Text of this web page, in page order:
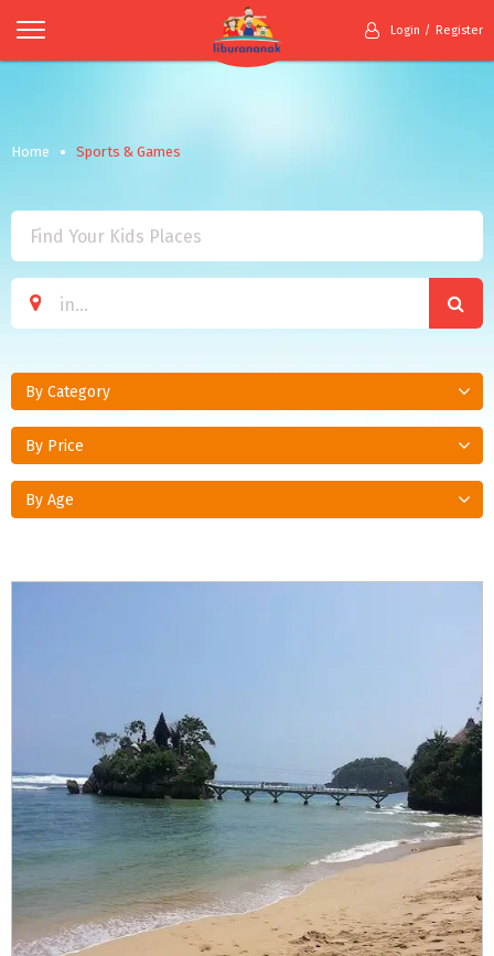
Login Register
Home Sports & Games
By Category
By Price
By Age